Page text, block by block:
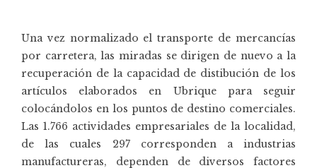
Una vez normalizado el transporte de mercancías
por carretera, las miradas se dirigen de nuevo a la
recuperación de la capacidad de distibución de los
artículos elaborados en Ubrique para seguir
colocándolos en los puntos de destino comerciales.
Las 1.766 actividades empresariales de la localidad,
de las cuales 297 corresponden a industrias
manufactureras, dependen de diversos factores